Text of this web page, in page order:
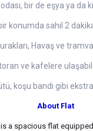
bir de eşya ya da
konumda sahil 2
Havaş ve
ve kafelere
koşu bandı gibi
About Flat
a spacious flat